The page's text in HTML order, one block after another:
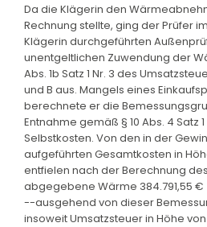
Da die Klägerin den
Rechnung stellte, ging der Prüfer
Klägerin durchgeführten
unentgeltlichen Zuwendung der
Abs. 1b Satz 1 Nr. 3 des
und B aus. Mangels eines
berechnete er die
Entnahme gemäß § 10 Abs. 4 Satz 1
Selbstkosten. Von den in der
aufgeführten Gesamtkosten in
entfielen nach der Berechnung
abgegebene Wärme 384.791,55 €
--ausgehend von dieser
insoweit Umsatzsteuer in Höhe von